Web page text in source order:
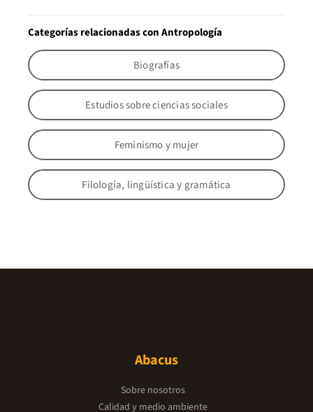
Categorías relacionadas con Antropología
Biografías
Estudios sobre ciencias sociales
Feminismo y mujer
Filología, lingüística y gramática
Abacus
Sobre nosotros
Calidad y medio ambiente